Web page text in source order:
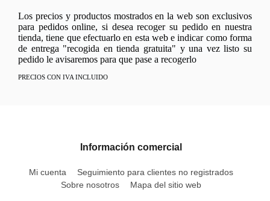
Los precios y productos mostrados en la web son exclusivos
para pedidos online, si desea recoger su pedido en nuestra
tienda, tiene que efectuarlo en esta web e indicar como forma
de entrega "recogida en tienda gratuita" y una vez listo su
pedido le avisaremos para que pase a recogerlo
PRECIOS CON IVA INCLUIDO
Información comercial
Mi cuenta
Seguimiento para clientes no registrados
Sobre nosotros
Mapa del sitio web